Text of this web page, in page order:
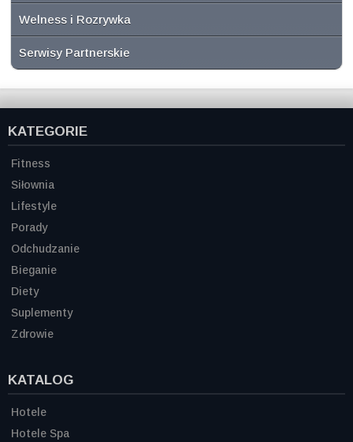
Welness i Rozrywka
Serwisy Partnerskie
KATEGORIE
Fitness
Siłownia
Lifestyle
Porady
Odchudzanie
Bieganie
Diety
Suplementy
Zdrowie
KATALOG
Hotele
Hotele Spa